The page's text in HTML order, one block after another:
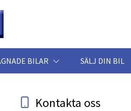
BILAR SÄLJ DIN BIL
Kontakta oss